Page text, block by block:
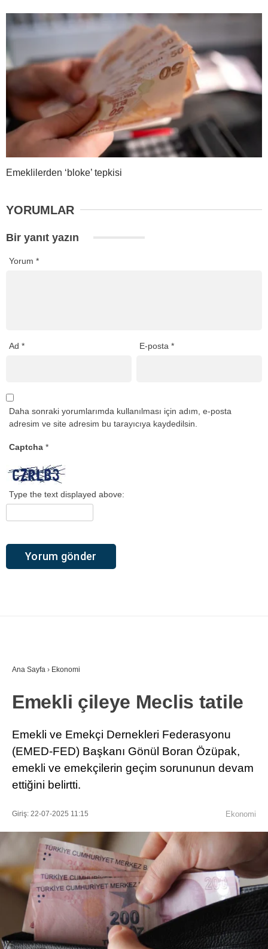
Emeklilerden ‘bloke’ tepkisi
YORUMLAR
Bir yanıt yazın
Yorum *
Ad * E-posta*
Daha sonraki yorumlarımda kullanılması için adım, e-posta
adresim ve site adresim bu tarayıcıya kaydedilsin.
Captcha *
Type the text displayed above:
Ana Sayfa › Ekonomi
Emekli çileye Meclis tatile
Emekli ve Emekçi Dernekleri Federasyonu
(EMED-FED) Başkanı Gönül Boran Özüpak,
emekli ve emekçilerin geçim sorununun devam
ettiğini belirtti.
Giriş: 22-07-2025 11:15 Ekonomi